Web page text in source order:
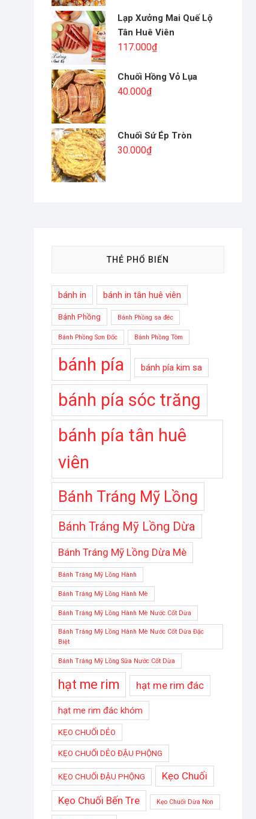
Lạp Xưởng Mai Quế Lộ
Tân Huê Viên
117.000₫
Chuối Hồng Vỏ Lụa
40.000₫
Chuối Sứ Ép Tròn
30.000₫
THẺ PHỔ BIẾN
bánh in bánh in tân huê viên
Bánh Phồng Bánh Phồng sa đéc
Bánh Phồng Sơn Đốc Bánh Phồng Tôm
bánh pía bánh pía kim sa
bánh pía sóc trăng
bánh pía tân huê
viên
Bánh Tráng Mỹ Lồng
Bánh Tráng Mỹ Lồng Dừa
Bánh Tráng Mỹ Lồng Dừa Mè
Bánh Tráng Mỹ Lồng Hành
Bánh Tráng Mỹ Lồng Hành Mè
Bánh Tráng Mỹ Lồng Hành Mè Nước Cốt Dừa
Bánh Tráng Mỹ Lồng Hành Mè Nước Cốt Dừa Đặc
Biệt
Bánh Tráng Mỹ Lồng Sữa Nước Cốt Dừa
hạt me rim hạt me rim đác
hạt me rim đác khóm
KẸO CHUỐI DẺO
KẸO CHUỐI DẺO ĐẬU PHỘNG
KẸO CHUỐI ĐẬU PHỘNG Kẹo Chuối
Kẹo Chuối Bến Tre Kẹo Chuối Dừa Non